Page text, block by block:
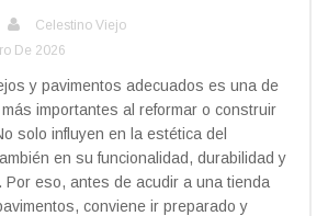
Celestino Viejo
De 2026
y pavimentos adecuados es una de
importantes al reformar o construir
solo influyen en la estética del
en su funcionalidad, durabilidad y
Por eso, antes de acudir a una tienda
conviene ir preparado y